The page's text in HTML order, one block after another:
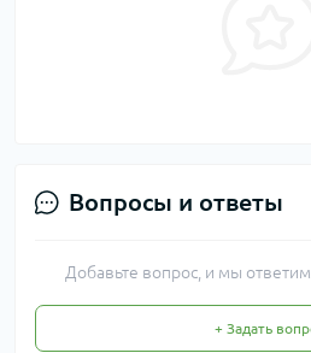
Вопросы и ответы
Добавьте вопрос, и мы
+ Задать